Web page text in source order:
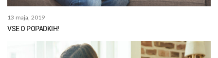
13 maja, 2019
VSE O POPADKIH!